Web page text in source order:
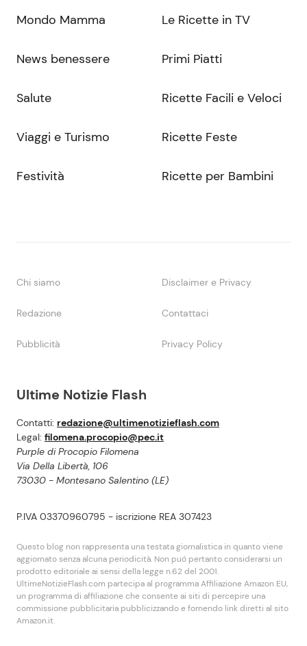
Ultime Notizie Flash
Contatti: redazione@ultimenotizieflash.com
Legal: filomena.procopio@pec.it
Purple di Procopio Filomena
Via Della Libertà, 106
73030 - Montesano Salentino (LE)
P.IVA 03370960795 - iscrizione REA 307423
Questo blog non rappresenta una testata giornalistica in quanto viene
aggiornato senza alcuna periodicità. Non puó pertanto considerarsi un
prodotto editoriale ai sensi della legge n.62 del 2001.
UltimeNotizieFlash.com partecipa al programma Affiliazione Amazon EU,
un programma di affiliazione che consente ai siti di percepire una
commissione pubblicitaria pubblicizzando e fornendo link diretti al sito
Amazon.it.
Mondo Mamma
News benessere
Salute
Viaggi e Turismo
Festività
Le Ricette in TV
Primi Piatti
Ricette Facili e Veloci
Ricette Feste
Ricette per Bambini
Chi siamo Disclaimer e Privacy
Redazione Contattaci
Pubblicità Privacy Policy